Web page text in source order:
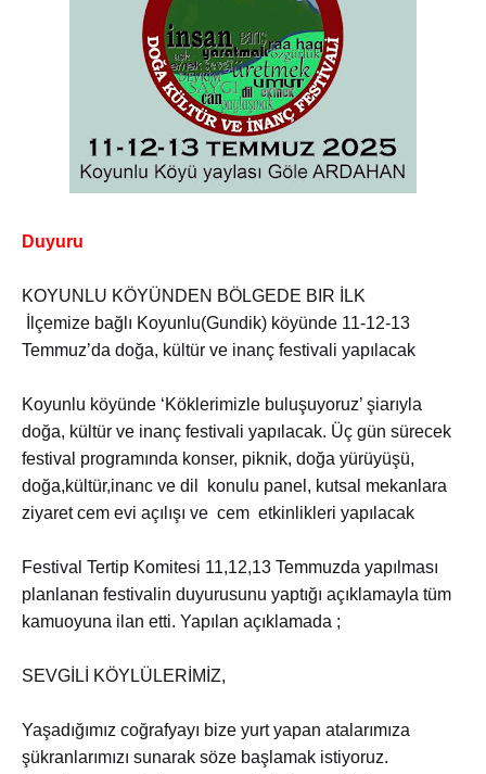
Duyuru
KOYUNLU KÖYÜNDEN BÖLGEDE BIR İLK
İlçemize bağlı Koyunlu(Gundik) köyünde 11-12-13
Temmuz’da doğa, kültür ve inanç festivali yapılacak
Koyunlu köyünde ‘Köklerimizle buluşuyoruz’ şiarıyla
doğa, kültür ve inanç festivali yapılacak. Üç gün sürecek
festival programında konser, piknik, doğa yürüyüşü,
doğa,kültür,inanc ve dil konulu panel, kutsal mekanlara
ziyaret cem evi açılışı ve cem etkinlikleri yapılacak
Festival Tertip Komitesi 11,12,13 Temmuzda yapılması
planlanan festivalin duyurusunu yaptığı açıklamayla tüm
kamuoyuna ilan etti. Yapılan açıklamada ;
SEVGİLİ KÖYLÜLERİMİZ,
Yaşadığımız coğrafyayı bize yurt yapan atalarımıza
şükranlarımızı sunarak söze başlamak istiyoruz.